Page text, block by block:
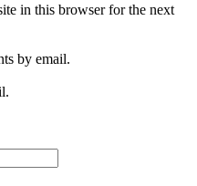
in this browser for the next
by email.